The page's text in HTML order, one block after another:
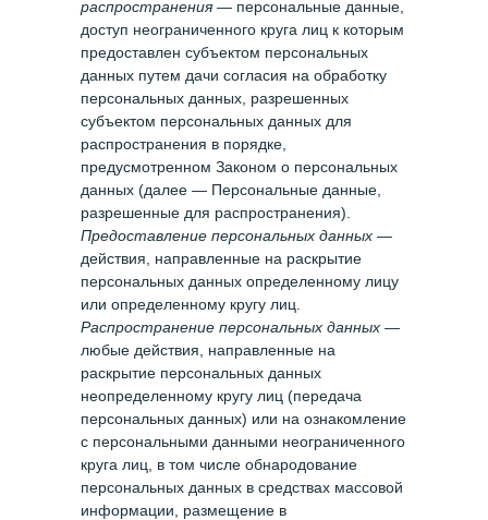
распространения — персональные данные,
доступ неограниченного круга лиц к которым
предоставлен субъектом персональных
данных путем дачи согласия на обработку
персональных данных, разрешенных
субъектом персональных данных для
распространения в порядке,
предусмотренном Законом о персональных
данных (далее — Персональные данные,
разрешенные для распространения).
Предоставление персональных данных —
действия, направленные на раскрытие
персональных данных определенному лицу
или определенному кругу лиц.
Распространение персональных данных —
любые действия, направленные на
раскрытие персональных данных
неопределенному кругу лиц (передача
персональных данных) или на ознакомление
с персональными данными неограниченного
круга лиц, в том числе обнародование
персональных данных в средствах массовой
информации, размещение в